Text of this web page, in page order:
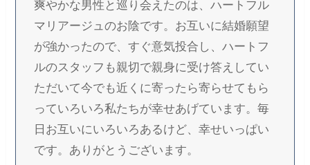
爽やかな男性と巡り会えたのは、ハートフル
マリアージュのお陰です。お互いに結婚願望
が強かったので、すぐ意気投合し、ハートフ
ルのスタッフも親切で親身に受け答えしてい
ただいて今でも近くに寄ったら寄らせてもら
っていろいろ私たちが幸せあげています。毎
日お互いにいろいろあるけど、幸せいっぱい
です。ありがとうございます。